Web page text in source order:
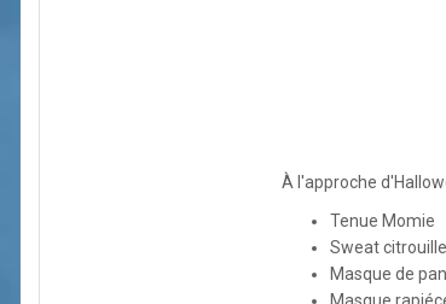
À l'approche
Tenue Momie
Sweat citrouille
Masque de